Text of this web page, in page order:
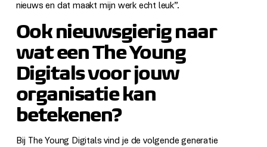
nieuws en dat maakt mijn werk echt leuk”.
Ook nieuwsgierig naar
wat een The Young
Digitals voor jouw
organisatie kan
betekenen?
Bij The Young Digitals vind je de volgende generatie